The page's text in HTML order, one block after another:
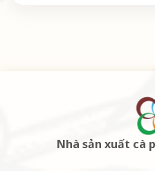
Nhà sản xuất cà